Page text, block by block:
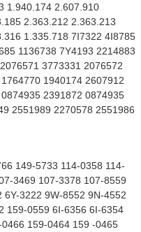
1.940.174 2.607.910
2.363.212 2.363.213
1.335.718 7I7322 4I8785
1136738 7Y4193 2214883
3773331 2076572
1940174 2607912
2391872 0874935
2551989 2270578 2551986
149-5733 114-0358 114-
3469 107-3378 107-8559
3222 9W-8552 9N-4552
159-0559 6I-6356 6I-6354
159-0464 159 -0465